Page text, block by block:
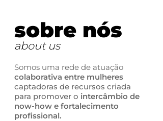
sobre nós
about us
Somos uma rede de atuação
colaborativa entre mulheres
captadoras de recursos criada
para promover o intercâmbio de
now-how e fortalecimento
profissional.